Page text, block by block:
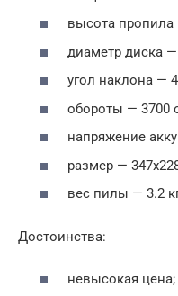
высота
диаметр диска
угол наклона —
обороты — 3700
напряжение
размер —
вес пилы — 3.2
Достоинства:
невысокая цена;